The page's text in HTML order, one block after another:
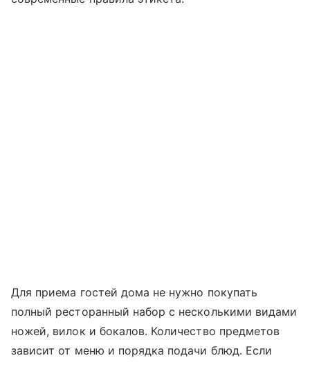
Для приема гостей дома не нужно покупать
полный ресторанный набор с несколькими видами
ножей, вилок и бокалов. Количество предметов
зависит от меню и порядка подачи блюд. Если